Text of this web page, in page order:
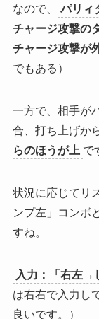
なので、
パリィ
チャージ攻撃の
チャージ攻撃が
でもある）
一方で、相手が
合、打ち上げか
らのほうが上 で
状況に応じてリ
ンプ左」コンボ
すね。
入力：「右左→
は右右で入力し
良いです。）